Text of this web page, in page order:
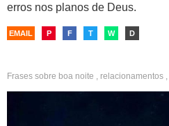
erros nos planos de Deus.
EMAIL P F T W D
Frases sobre boa noite , relacionamentos ,